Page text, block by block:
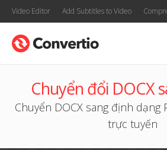
Video Editor Add Subtitles to Video
Chuyển đổi DOCX
Chuyển DOCX sang định
trực tuyến